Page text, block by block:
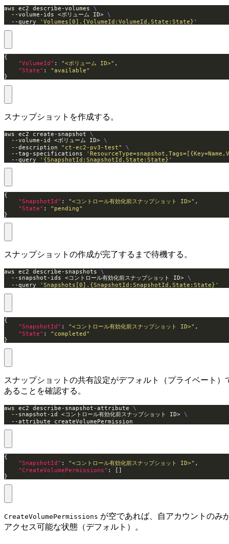
aws ec2 describe-volumes
  --volume-ids <ボリューム ID>
  --query
'Volumes[0].{VolumeId:VolumeId,State:State}'
"VolumeId" : "<ボリューム ID>"
"State" : "available"
}
スナップショットを作成する。
aws ec2 create-snapshot
  --volume-id <ボリューム ID>
  --description
"ct-ec2-pv3-test"
  --tag-specifications
  --query
'{SnapshotId:SnapshotId,State:State}'
"SnapshotId" : "<コントロール有効化前スナップショット ID>"
"State" : "pending"
}
スナップショットの作成が完了するまで待機する。
aws ec2 describe-snapshots
  --snapshot-ids <コントロール有効化前スナップショット ID>
  --query
'Snapshots[0].{SnapshotId:SnapshotId,State:State}'
"SnapshotId" : "<コントロール有効化前スナップショット ID>"
"State" : "completed"
}
スナップショットの共有設定がデフォルト（プライベート）
あることを確認する。
aws ec2 describe-snapshot-attribute
  --snapshot-id <コントロール有効化前スナップショット ID>
  --attribute createVolumePermission
"SnapshotId" : "<コントロール有効化前スナップショット ID>"
"CreateVolumePermissions"
}
CreateVolumePermissions が空であれば、自アカウントのみ
アクセス可能な状態（デフォルト）。